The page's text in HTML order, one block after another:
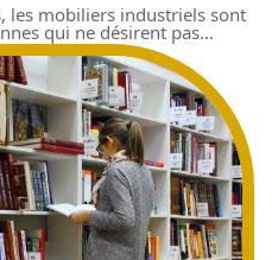
les mobiliers industriels sont
qui ne désirent pas…